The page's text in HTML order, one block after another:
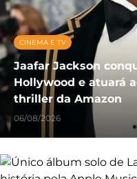
CINEMA E TV
Jaafar Jackson
Hollywood e atuará
thriller da Amazon
06/08/2026